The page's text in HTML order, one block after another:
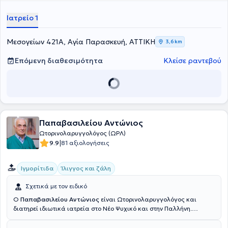
ασθενούς.
Ιατρείο 1
Μεσογείων 421Α, Αγία Παρασκευή, ΑΤΤΙΚΗ 3,6 km
Επόμενη διαθεσιμότητα Κλείσε ραντεβού
Παπαβασιλείου Αντώνιος
Ωτορινολαρυγγολόγος (ΩΡΛ)
9.9|81 αξιολογήσεις
Ιγμορίτιδα Ίλιγγος και ζάλη
Σχετικά με τον ειδικό
Ο Παπαβασιλείου Αντώνιος είναι Ωτορινολαρυγγολόγος και
διατηρεί ιδιωτικά ιατρεία στο Νέο Ψυχικό και στην Παλλήνη.